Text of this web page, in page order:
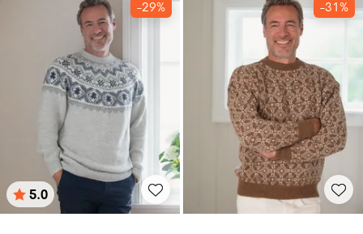
-29%
Betyg:
5.0
utav 5 stjärnor
-31%